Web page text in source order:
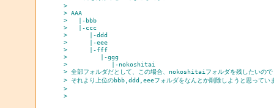
>
> AAA
>   |-bbb
>   |-ccc
>      |-ddd
>      |-eee
>      |-fff
>         |-ggg
>            |-nokoshitai
> 全部フォルダだとして、この場合、nokoshitaiフォルダを残したいので
> それより上位のbbb,ddd,eeeフォルダをなんとか削除しようと思ってい
>
>